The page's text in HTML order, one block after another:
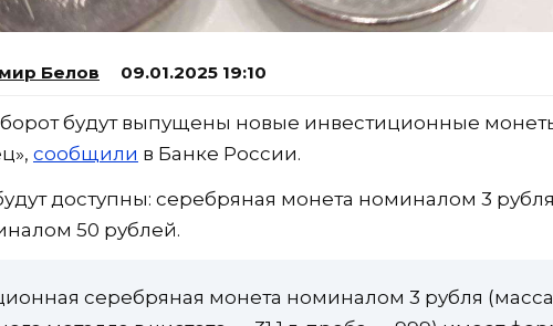
Белов 09.01.2025 19:10
будут выпущены новые инвестиционные
сообщили в Банке России.
доступны: серебряная монета номиналом 3 рубля
50 рублей.
серебряная монета номиналом 3 рубля (масса